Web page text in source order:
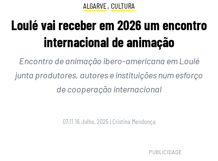
ALGARVE, CULTURA
Loulé vai receber em 2026 um encontro
internacional de animação
Encontro de animação ibero-americana em Loulé
junta produtores, autores e instituições num esforço
de cooperação internacional
07:11 16 Julho, 2025 | Cristina Mendonça